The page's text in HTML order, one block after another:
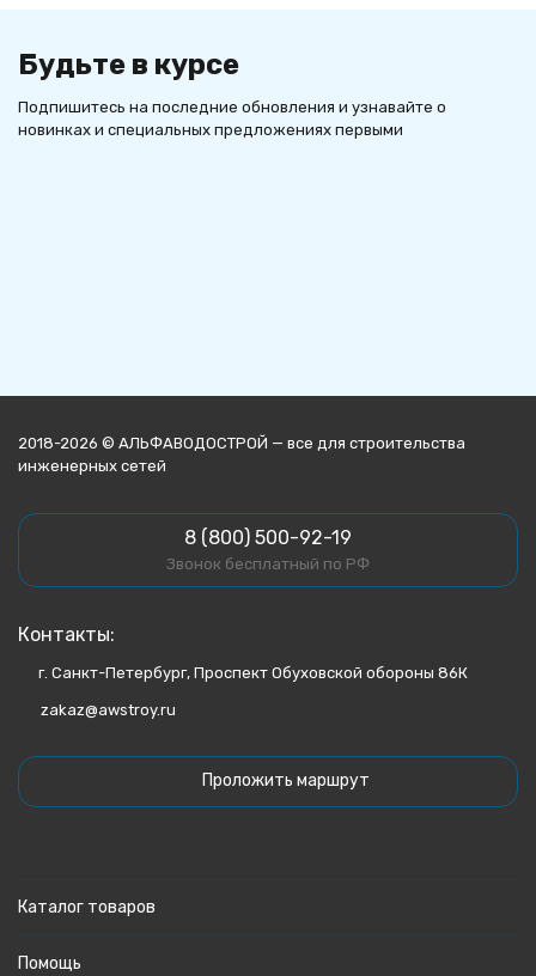
Будьте в курсе
Подпишитесь на последние обновления и узнавайте о
новинках и специальных предложениях первыми
2018-2026 © АЛЬФАВОДОСТРОЙ — все для строительства
инженерных сетей
8 (800) 500-92-19
Звонок бесплатный по РФ
Контакты:
г. Санкт-Петербург, Проспект Обуховской обороны 86К
zakaz@awstroy.ru
Проложить маршрут
Каталог товаров
Помощь